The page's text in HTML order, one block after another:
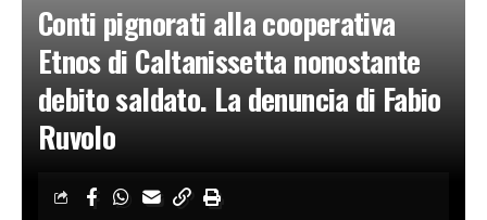
Conti pignorati alla cooperativa
Etnos di Caltanissetta nonostante
debito saldato. La denuncia di Fabio
Ruvolo